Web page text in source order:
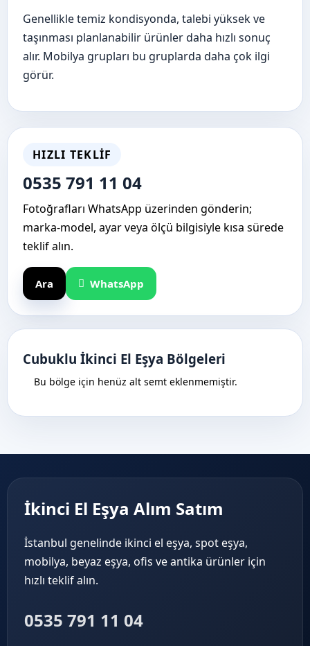
Genellikle temiz kondisyonda, talebi yüksek ve
taşınması planlanabilir ürünler daha hızlı sonuç
alır. Mobilya grupları bu gruplarda daha çok ilgi
görür.
HIZLI TEKLIF
0535 791 11 04
Fotoğrafları WhatsApp üzerinden gönderin;
marka-model, ayar veya ölçü bilgisiyle kısa sürede
teklif alın.
Ara WhatsApp
Cubuklu İkinci El Eşya Bölgeleri
Bu bölge için henüz alt semt eklenmemiştir.
İkinci El Eşya Alım Satım
İstanbul genelinde ikinci el eşya, spot eşya,
mobilya, beyaz eşya, ofis ve antika ürünler için
hızlı teklif alın.
0535 791 11 04